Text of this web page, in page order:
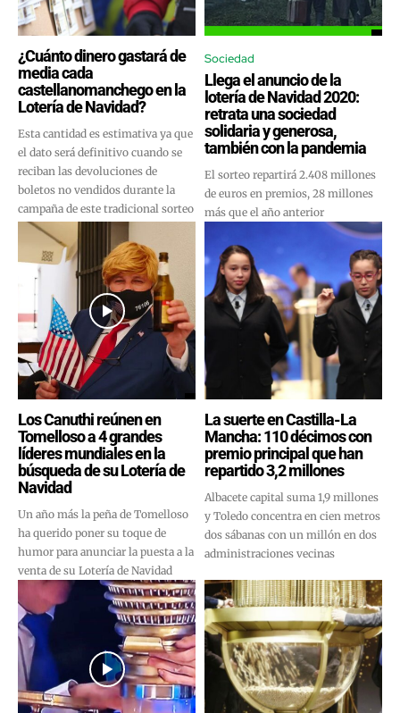
¿Cuánto dinero gastará de
media cada
castellanomanchego en la
Lotería de Navidad?
Esta cantidad es estimativa ya que
el dato será definitivo cuando se
reciban las devoluciones de
boletos no vendidos durante la
campaña de este tradicional sorteo
Sociedad
Llega el anuncio de la
lotería de Navidad 2020:
retrata una sociedad
solidaria y generosa,
también con la pandemia
El sorteo repartirá 2.408 millones
de euros en premios, 28 millones
más que el año anterior
Los Canuthi reúnen en
Tomelloso a 4 grandes
líderes mundiales en la
búsqueda de su Lotería de
Navidad
Un año más la peña de Tomelloso
ha querido poner su toque de
humor para anunciar la puesta a la
venta de su Lotería de Navidad
La suerte en Castilla-La
Mancha: 110 décimos con
premio principal que han
repartido 3,2 millones
Albacete capital suma 1,9 millones
y Toledo concentra en cien metros
dos sábanas con un millón en dos
administraciones vecinas